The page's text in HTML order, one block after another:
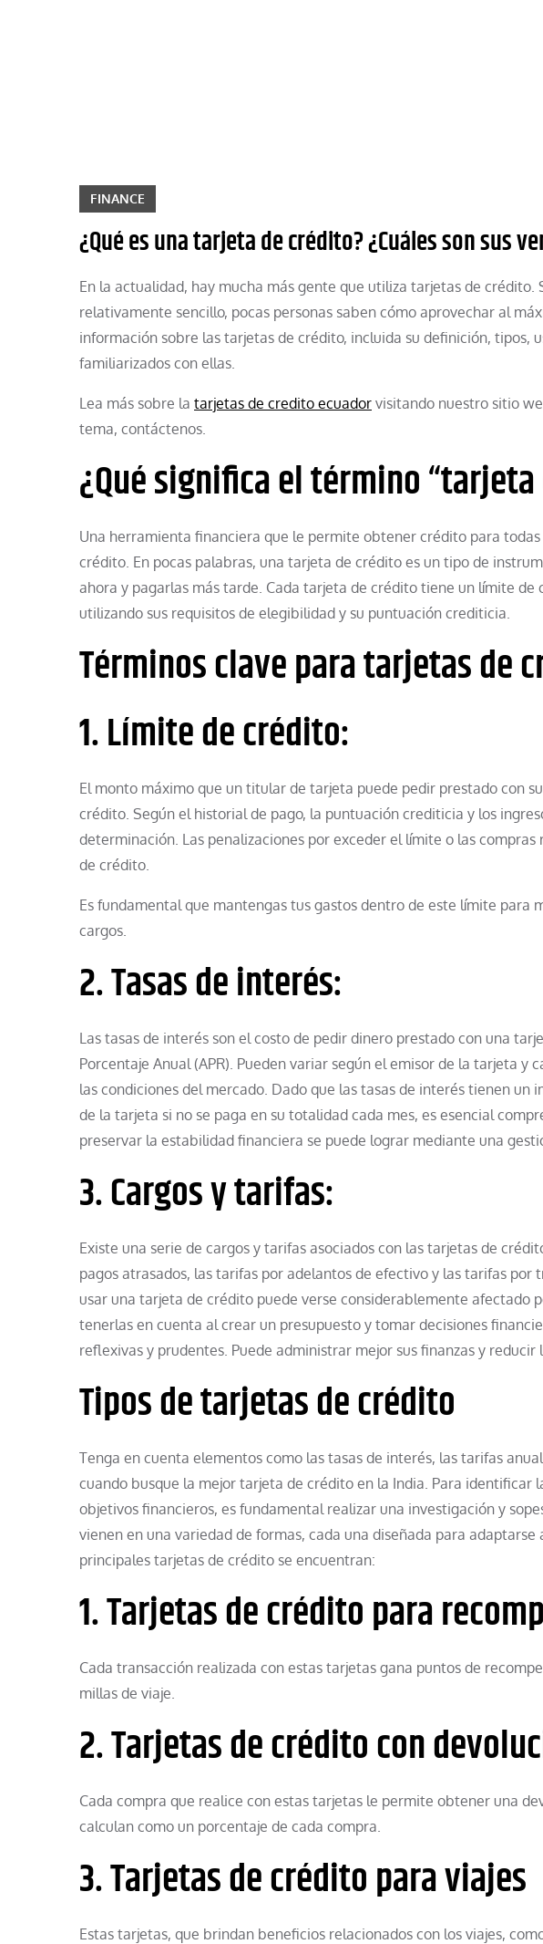
FINANCE
¿Qué es una tarjeta de crédito? ¿Cuáles son sus
En la actualidad, hay mucha más gente que utiliza tarjetas de
relativamente sencillo, pocas personas saben cómo aprovechar al
información sobre las tarjetas de crédito, incluida su definición, tipos,
familiarizados con ellas.
Lea más sobre la tarjetas de credito ecuador visitando nuestro sitio
tema, contáctenos.
¿Qué significa el término
Una herramienta financiera que le permite obtener crédito para
crédito. En pocas palabras, una tarjeta de crédito es un tipo de
ahora y pagarlas más tarde. Cada tarjeta de crédito tiene un límite
utilizando sus requisitos de elegibilidad y su puntuación crediticia.
Términos clave para tarjetas de
1. Límite de crédito:
El monto máximo que un titular de tarjeta puede pedir prestado con
crédito. Según el historial de pago, la puntuación crediticia y los
determinación. Las penalizaciones por exceder el límite o las
de crédito.
Es fundamental que mantengas tus gastos dentro de este límite
cargos.
2. Tasas de interés:
Las tasas de interés son el costo de pedir dinero prestado con una
Porcentaje Anual (APR). Pueden variar según el emisor de la tarjeta
las condiciones del mercado. Dado que las tasas de interés tienen
de la tarjeta si no se paga en su totalidad cada mes, es esencial
preservar la estabilidad financiera se puede lograr mediante una
3. Cargos y tarifas:
Existe una serie de cargos y tarifas asociados con las tarjetas de
pagos atrasados, las tarifas por adelantos de efectivo y las tarifas
usar una tarjeta de crédito puede verse considerablemente afectado
tenerlas en cuenta al crear un presupuesto y tomar decisiones
reflexivas y prudentes. Puede administrar mejor sus finanzas y
Tipos de tarjetas de crédito
Tenga en cuenta elementos como las tasas de interés, las tarifas
cuando busque la mejor tarjeta de crédito en la India. Para identificar
objetivos financieros, es fundamental realizar una investigación y
vienen en una variedad de formas, cada una diseñada para
principales tarjetas de crédito se encuentran:
1. Tarjetas de crédito para
Cada transacción realizada con estas tarjetas gana puntos de
millas de viaje.
2. Tarjetas de crédito con
Cada compra que realice con estas tarjetas le permite obtener una
calculan como un porcentaje de cada compra.
3. Tarjetas de crédito para viajes
Estas tarjetas, que brindan beneficios relacionados con los viajes,